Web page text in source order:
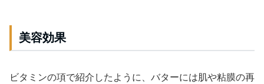
美容効果
ビタミンの項で紹介したように、バターには肌や粘膜の再